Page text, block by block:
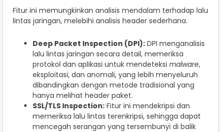
Fitur ini memungkinkan analisis mendalam terhadap lalu
lintas jaringan, melebihi analisis header sederhana.
Deep Packet Inspection (DPI): DPI menganalisis
lalu lintas jaringan secara detail, memeriksa
protokol dan aplikasi untuk mendeteksi malware,
eksploitasi, dan anomali, yang lebih menyeluruh
dibandingkan dengan metode tradisional yang
hanya melihat header paket.
SSL/TLS Inspection: Fitur ini mendekripsi dan
memeriksa lalu lintas terenkripsi, sehingga dapat
mencegah serangan yang tersembunyi di balik